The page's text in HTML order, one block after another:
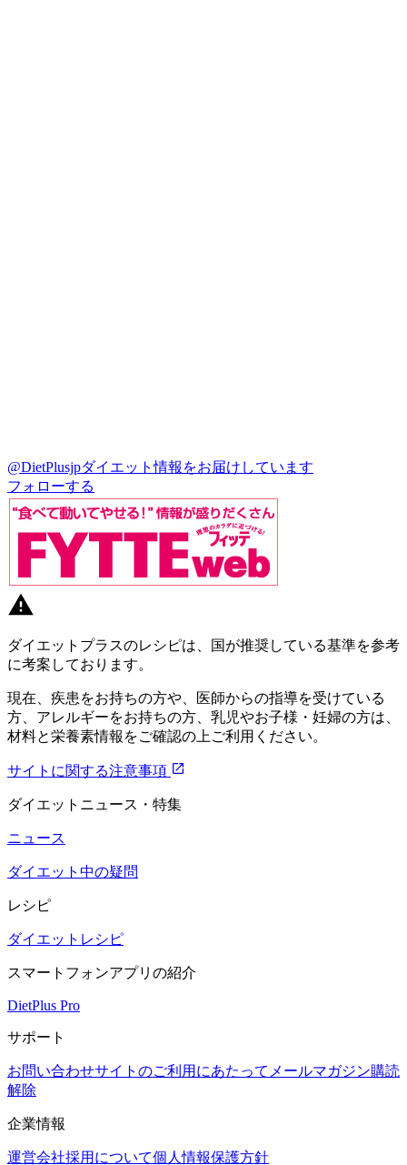
@DietPlusjpダイエット情報をお届けしています
フォローする
ダイエットプラスのレシピは、国が推奨している基準を参考
に考案しております。
現在、疾患をお持ちの方や、医師からの指導を受けている
方、アレルギーをお持ちの方、乳児やお子様・妊婦の方は、
材料と栄養素情報をご確認の上ご利用ください。
サイトに関する注意事項
ダイエットニュース・特集
ニュース
ダイエット中の疑問
レシピ
ダイエットレシピ
スマートフォンアプリの紹介
DietPlus Pro
サポート
お問い合わせサイトのご利用にあたって メールマガジン購読
解除
企業情報
運営会社採用について個人情報保護方針